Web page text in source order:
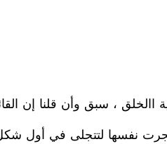
االخلق ، سبق وأن قلنا إن
نفسها لتتجلى في أول